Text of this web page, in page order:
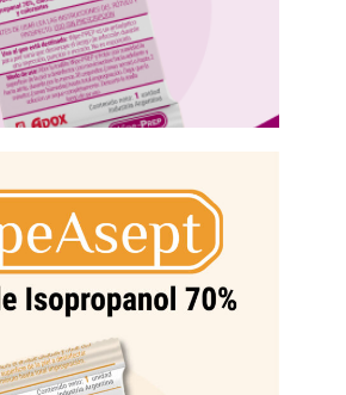
Toallita de
70%
practicidad de las toallitas
70% para la piel sana
inyección o punción.